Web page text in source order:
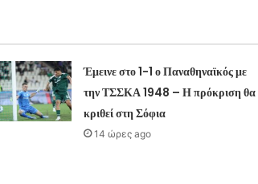
Έμεινε στο 1-1 ο Παναθηναϊκός με
την ΤΣΣΚΑ 1948 – Η πρόκριση θα
κριθεί στη Σόφια
14 ώρες ago